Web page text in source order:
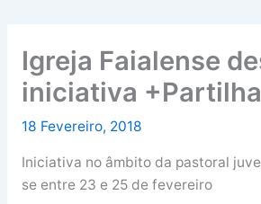
Igreja Faialense
iniciativa +Partilha
18 Fevereiro, 2018
Iniciativa no âmbito da pastoral
se entre 23 e 25 de fevereiro